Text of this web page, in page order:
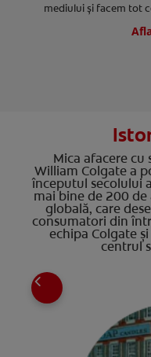
mediului și facem tot
Mica afacere cu
William Colgate a
începutul secolului
mai bine de 200
globală, care
consumatori din
echipa Colgate
centrul